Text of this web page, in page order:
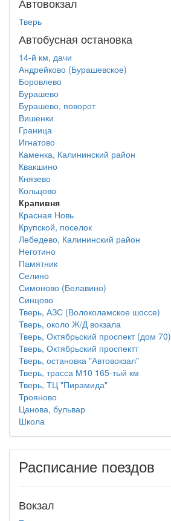
Тверь
Автобусная остановка
14-й км, дачи
Андрейково (Бурашевское)
Боровлево
Бурашево
Бурашево, поворот
Вишенки
Граница
Игнатово
Каменка, Калининский район
Квакшино
Князево
Кольцово
Крапивня
Красная Новь
Крупской, поселок
Лебедево, Калининский район
Неготино
Памятник
Селино
Симоново (Белавино)
Синцово
Тверь, АЗС (Волоколамское шоссе)
Тверь, около Ж/Д вокзала
Тверь, Октябрьский проспект (дом 70)
Тверь, Октябрьский проспектт
Тверь, остановка "Автовокзал"
Тверь, трасса М10 165-тый км
Тверь, ТЦ "Пирамида"
Трояново
Цанова, бульвар
Школа
Расписание поездов
Вокзал